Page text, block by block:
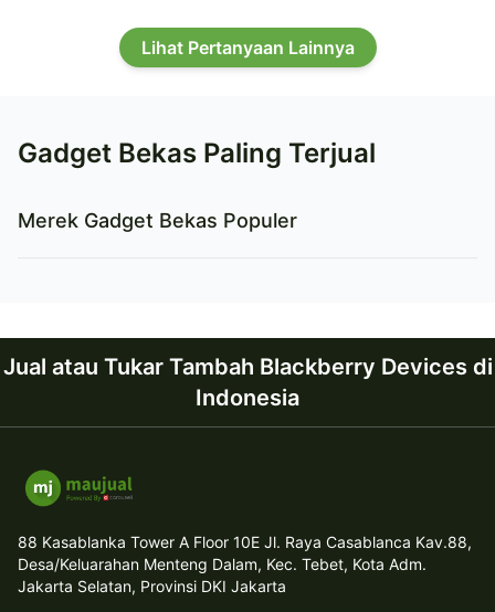
Lihat Pertanyaan Lainnya
Gadget Bekas Paling Terjual
Merek Gadget Bekas Populer
Jual atau Tukar Tambah Blackberry Devices di
Indonesia
88 Kasablanka Tower A Floor 10E Jl. Raya Casablanca Kav.88,
Desa/Keluarahan Menteng Dalam, Kec. Tebet, Kota Adm.
Jakarta Selatan, Provinsi DKI Jakarta